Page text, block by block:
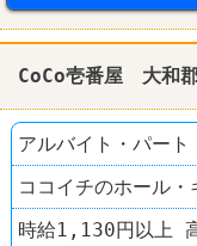
CoCo壱番屋 大和
アルバイト・パート
ココイチのホール
時給1,130円以上